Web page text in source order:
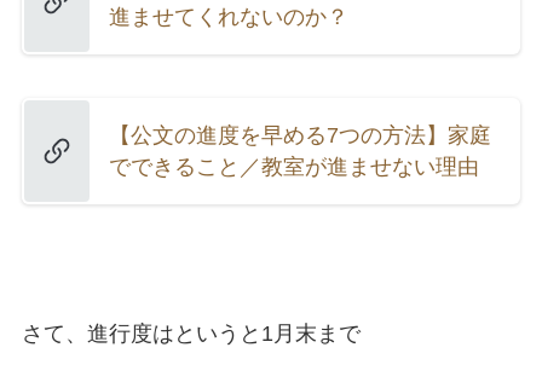
進ませてくれないのか？
【公文の進度を早める7つの方法】家庭
でできること／教室が進ませない理由
さて、進行度はというと1月末まで